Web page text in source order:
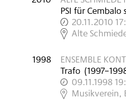
PSI für Cembalo
20.11.2010
,
Alte
1998
ENSEMBLE
Trafo (
09.11.1998
,
Musikverein,